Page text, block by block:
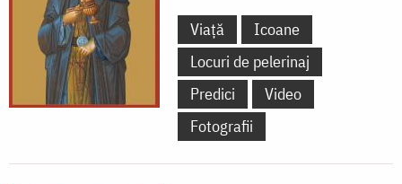
Viață
Icoane
Locuri de pelerinaj
Predici
Video
Fotografii